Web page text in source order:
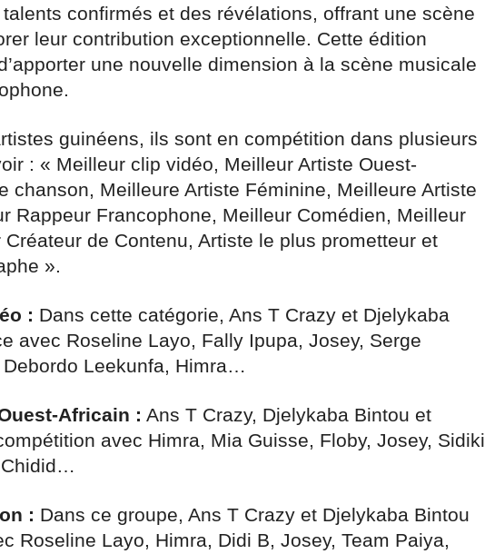
confirmés et des révélations, offrant une scène
leur contribution exceptionnelle. Cette édition
une nouvelle dimension à la scène musicale
guinéens, ils sont en compétition dans plusieurs
: « Meilleur clip vidéo, Meilleur Artiste Ouest-
chanson, Meilleure Artiste Féminine, Meilleure Artiste
Rappeur Francophone, Meilleur Comédien, Meilleur
de Contenu, Artiste le plus prometteur et
».
: Dans cette catégorie, Ans T Crazy et Djelykaba
avec Roseline Layo, Fally Ipupa, Josey, Serge
Leekunfa, Himra…
Africain : Ans T Crazy, Djelykaba Bintou et
avec Himra, Mia Guisse, Floby, Josey, Sidiki
Chidid…
: Dans ce groupe, Ans T Crazy et Djelykaba Bintou
Roseline Layo, Himra, Didi B, Josey, Team Paiya,